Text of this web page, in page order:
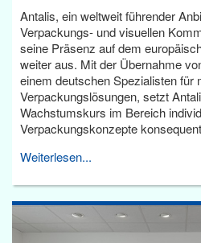
Antalis, ein weltweit führender
Verpackungs- und visuellen
seine Präsenz auf dem
weiter aus. Mit der Übernahme
einem deutschen Spezialisten für
Verpackungslösungen, setzt
Wachstumskurs im Bereich
Verpackungskonzepte
Weiterlesen...